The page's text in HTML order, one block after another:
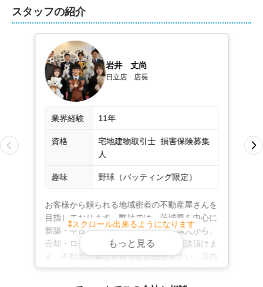
す。ご状況に応じてご利用ください。
どのような物件でも親身になってご対応いたしますの
で、不動産のお困りごとは何でもご相談ください。
不動産売却は、株式会社ひだまりハウス　日立
店にお任せください！
士、司法書士、土地家屋調査士といった専門家とも連
携。相続や離婚による売却、住み替え、空き家など、専
門的な知識が必要となる案件も安心してお任せいただけ
駐車場、プライバシーに配慮した個別ブース、キッズス
ペースも完備。お子様連れでも安心してお越しいただけ
ます。英語での対応も可能です。
​​駅までのご送迎も可能です。遠方にお住まいなどでご来
店がむずかしい場合は、出張やオンライン相談もお受け
スタッフの紹介
岩井　丈尚
日立店　店長
業界経験 11年
資格
宅地建物取引士  損害保険募集
人
趣味 野球（バッティング限定）
お客様から頼られる地域密着の不動産屋さんを
目指しております。弊社では、茨城県を中心に
新築・中古・土地・マンションのご購入から、
売却・ローンのご相談など幅広くご相談頂けま
す。不動産の事なら何でもお任せ下さい。店内
はキッズスペースがあり、明るい開放感のある
スクロール出来るようになります
もっと見る